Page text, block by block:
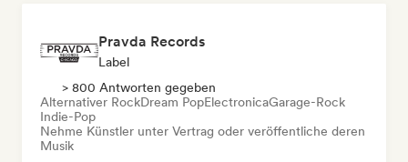
Pravda Records
Label
> 800 Antworten gegeben
Alternativer RockDream PopElectronicaGarage-Rock
Indie-Pop
Nehme Künstler unter Vertrag oder veröffentliche deren
Musik